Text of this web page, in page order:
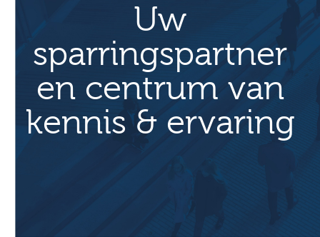
Uw
sparringspartner
en centrum van
kennis & ervaring